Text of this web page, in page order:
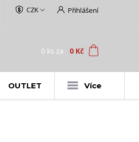
CZK Přihlášení
0 ks za 0 Kč
OUTLET Více